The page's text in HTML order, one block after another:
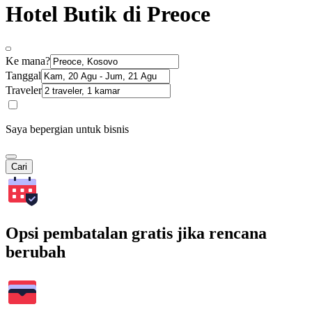
Hotel Butik di Preoce
Ke mana?
Tanggal
Traveler
Saya bepergian untuk bisnis
Cari
Opsi pembatalan gratis jika rencana
berubah